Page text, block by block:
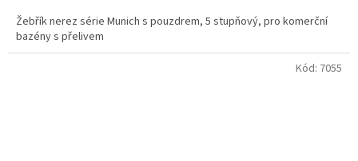
Žebřík nerez série Munich s pouzdrem, 5 stupňový, pro komerční
bazény s přelivem
Kód: 7055